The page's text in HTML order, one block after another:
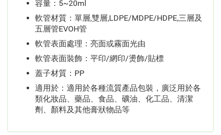
容量：5~20ml
軟管材質：單層,雙層,LDPE/MDPE/HDPE,三層及
五層管EVOH管
軟管表面處理：亮面或霧面光由
軟管表面裝飾：平印/網印/燙飾/貼標
蓋子材質：PP
適用於：適用於各種流質產品包裝，廣泛用於各
類化妝品、藥品、食品、礦油、化工品、清潔
劑、顏料及其他膏狀物品等